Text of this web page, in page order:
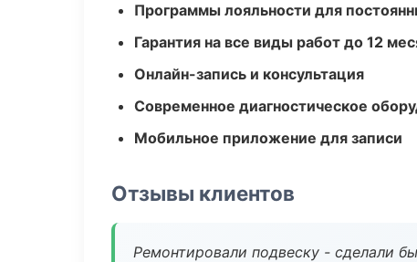
Программы лояльности для
Гарантия на все виды работ до 12
Онлайн-запись и консультация
Современное диагностическое
Мобильное приложение для записи
Отзывы клиентов
Ремонтировали подвеску - сделали